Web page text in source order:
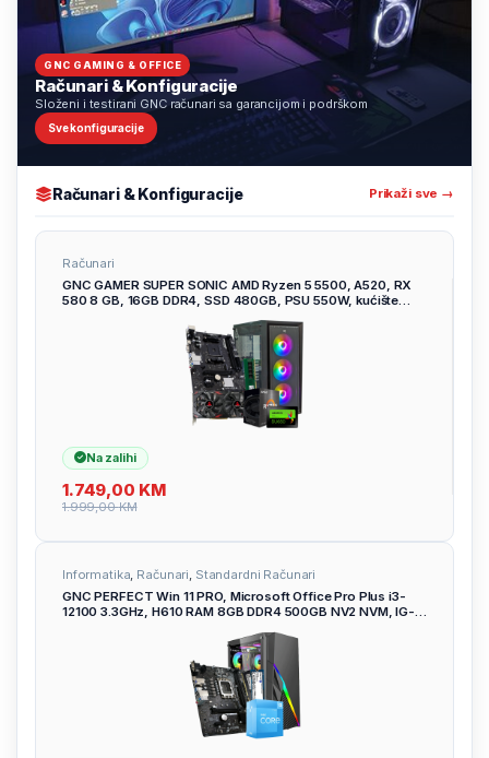
GNC GAMING & OFFICE
Računari & Konfiguracije
Složeni i testirani GNC računari sa garancijom i podrškom
Sve konfiguracije
Računari & Konfiguracije Prikaži sve →
Računari
GNC GAMER SUPER SONIC AMD Ryzen 5 5500, A520, RX
580 8 GB, 16GB DDR4, SSD 480GB, PSU 550W, kućište
Na zalihi
1.749,00 KM
1.999,00KM
Informatika, Računari, Standardni Računari
GNC PERFECT Win 11 PRO, Microsoft Office Pro Plus i3-
12100 3.3GHz, H610 RAM 8GB DDR4 500GB NV2 NVM, IG-